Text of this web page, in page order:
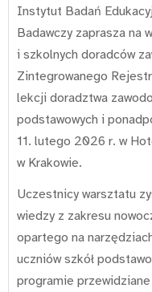
Instytut Badań
Badawczy zaprasza na
i szkolnych doradców
Zintegrowanego
lekcji doradztwa
podstawowych i
11. lutego 2026 r. w
w Krakowie.
Uczestnicy warsztatu
wiedzy z zakresu
opartego na
uczniów szkół
programie